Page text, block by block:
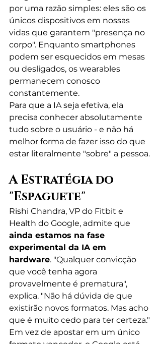
por uma razão simples: eles são os
únicos dispositivos em nossas
vidas que garantem "presença no
corpo". Enquanto smartphones
podem ser esquecidos em mesas
ou desligados, os wearables
permanecem conosco
constantemente.
Para que a IA seja efetiva, ela
precisa conhecer absolutamente
tudo sobre o usuário - e não há
melhor forma de fazer isso do que
estar literalmente "sobre" a pessoa.
A Estratégia do
"Espaguete"
Rishi Chandra, VP do Fitbit e
Health do Google, admite que
ainda estamos na fase
experimental da IA em
hardware. "Qualquer convicção
que você tenha agora
provavelmente é prematura",
explica. "Não há dúvida de que
existirão novos formatos. Mas acho
que é muito cedo para ter certeza."
Em vez de apostar em um único